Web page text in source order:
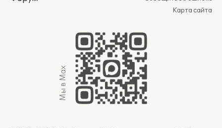
Карта сайта
Мы в Max